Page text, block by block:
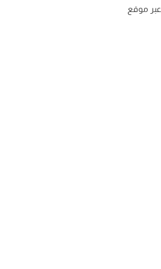
أوراق عمل انجليزي We can 1 أول ابتدائي الفصل الدراسي الثاني تحميل حل ورقة عمل ملزمة مادة الانجليزي للصف الاول الابتدائي ف2 محلوله pdf للعام 1447 عبر موقع